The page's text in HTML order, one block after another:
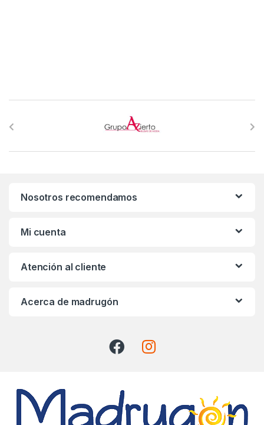
Nosotros recomendamos
Mi cuenta
Atención al cliente
Acerca de madrugón